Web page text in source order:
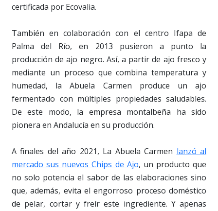
certificada por Ecovalia.
También en colaboración con el centro Ifapa de
Palma del Río, en 2013 pusieron a punto la
producción de ajo negro. Así, a partir de ajo fresco y
mediante un proceso que combina temperatura y
humedad, la Abuela Carmen produce un ajo
fermentado con múltiples propiedades saludables.
De este modo, la empresa montalbeña ha sido
pionera en Andalucía en su producción.
A finales del año 2021, La Abuela Carmen lanzó al
mercado sus nuevos Chips de Ajo, un producto que
no solo potencia el sabor de las elaboraciones sino
que, además, evita el engorroso proceso doméstico
de pelar, cortar y freír este ingrediente. Y apenas